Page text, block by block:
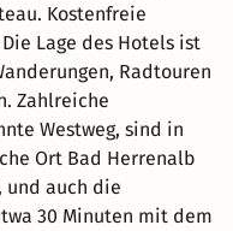
Kostenfreie
Lage des Hotels ist
Radtouren
Zahlreiche
Westweg, sind in
Ort Bad Herrenalb
und auch die
30 Minuten mit dem